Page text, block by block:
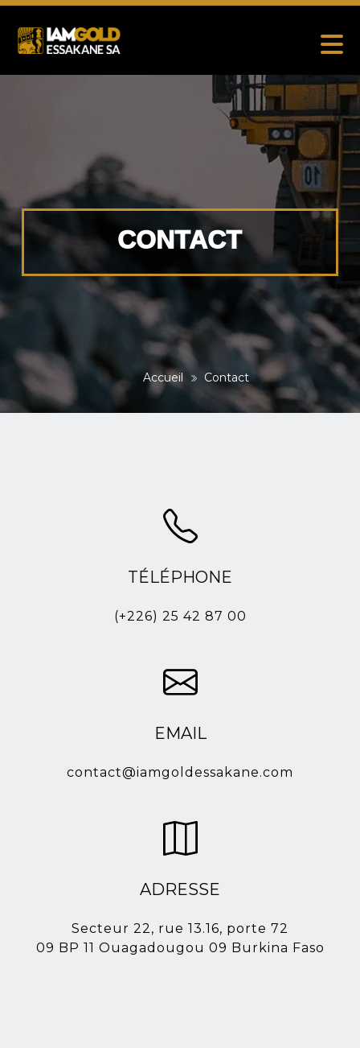
CONTACT
Accueil Contact
TÉLÉPHONE
(+226) 25 42 87 00
EMAIL
contact@iamgoldessakane.com
ADRESSE
Secteur 22, rue 13.16, porte 72
09 BP 11 Ouagadougou 09 Burkina Faso